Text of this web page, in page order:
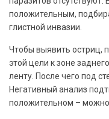
положительным,
глистной инвазии.
Чтобы выявить остриц,
этой цели к зоне
ленту. После чего под
Негативный анализ
положительном – можно